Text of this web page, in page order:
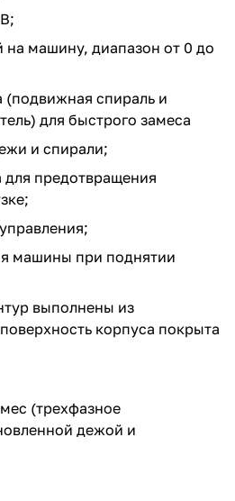
на машину, диапазон от 0 до
(подвижная спираль и
для быстрого замеса
и спирали;
для предотвращения
машины при поднятии
выполнены из
корпуса покрыта
(трехфазное
дежой и